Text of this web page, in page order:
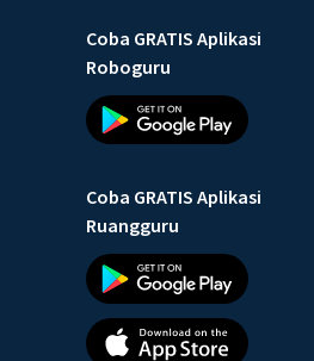
Coba GRATIS Aplikasi
Roboguru
Coba GRATIS Aplikasi
Ruangguru